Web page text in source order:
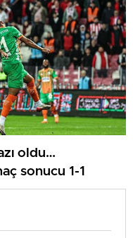
oldu…
sonucu 1-1